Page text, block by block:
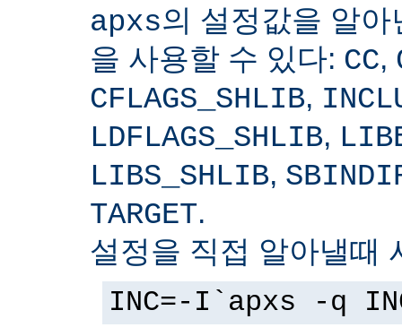
apxs의 설정값을 알
을 사용할 수 있다: CC,
CFLAGS_SHLIB,
LDFLAGS_SHLIB,
LIBS_SHLIB,
TARGET.
설정을 직접 알아낼때
INC=-I`apxs -q